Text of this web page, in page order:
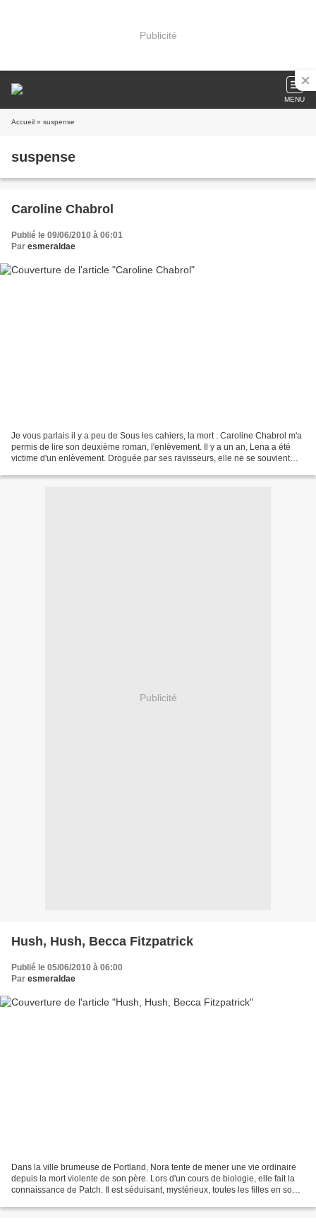
Publicité
MENU
Accueil » suspense
suspense
Caroline Chabrol
Publié le 09/06/2010 à 06:01
Par esmeraldae
Je vous parlais il y a peu de Sous les cahiers, la mort . Caroline Chabrol m'a
permis de lire son deuxième roman, l'enlèvement. Il y a un an, Lena a été
victime d'un enlèvement. Droguée par ses ravisseurs, elle ne se souvient
Publicité
Hush, Hush, Becca Fitzpatrick
Publié le 05/06/2010 à 06:00
Par esmeraldae
Dans la ville brumeuse de Portland, Nora tente de mener une vie ordinaire
depuis la mort violente de son père. Lors d'un cours de biologie, elle fait la
connaissance de Patch. Il est séduisant, mystérieux, toutes les filles en sont